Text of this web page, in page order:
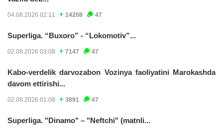
04.08.2026 02:11 14208 47
Superliga. “Buxoro” - “Lokomotiv”...
02.08.2026 03:08 7147 47
Kabo-verdelik darvozabon Vozinya faoliyatini Marokashda
davom ettirishi...
02.08.2026 01:08 3891 47
Superliga. "Dinamo" – "Neftchi" (matnli...